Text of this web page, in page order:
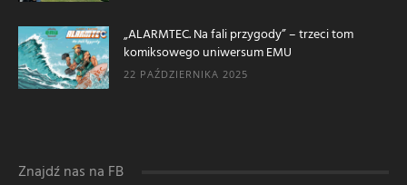
„ALARMTEC. Na fali przygody” – trzeci tom
komiksowego uniwersum EMU
22 PAŹDZIERNIKA 2025
Znajdź nas na FB